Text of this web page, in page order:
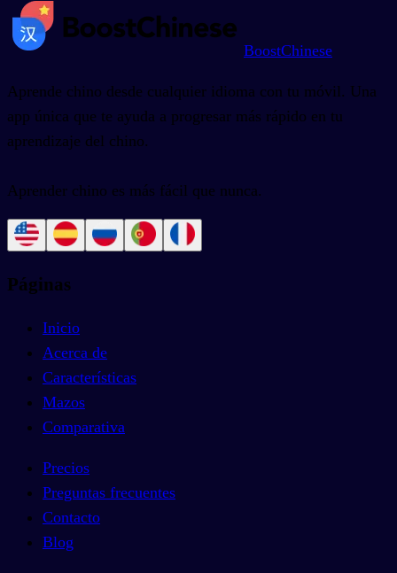
BoostChinese
Aprende chino desde cualquier idioma con tu móvil. Una
app única que te ayuda a progresar más rápido en tu
aprendizaje del chino.
Aprender chino es más fácil que nunca.
Páginas
Inicio
Acerca de
Características
Mazos
Comparativa
Precios
Preguntas frecuentes
Contacto
Blog